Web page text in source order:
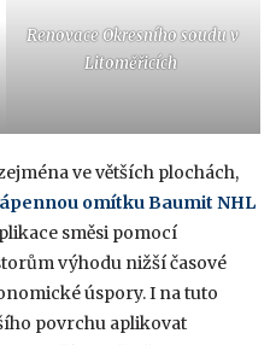
Renovace Okresního soudu v
Litoměřicích
ve větších plochách,
omítkuBaumit NHL
směsi pomocí
výhodu nižší časové
úspory. I na tuto
povrchu aplikovat